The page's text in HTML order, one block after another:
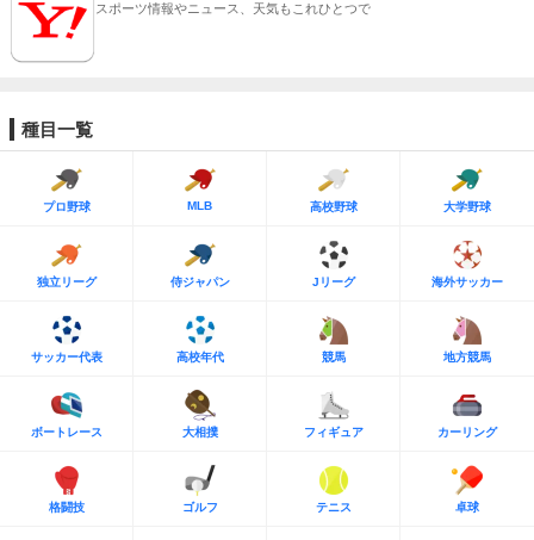
スポーツ情報やニュース、天気もこれひとつで
種目一覧
プロ野球 MLB 高校野球 大学野球
独立リーグ 侍ジャパン Jリーグ 海外サッカー
サッカー代表 高校年代 競馬 地方競馬
ボートレース 大相撲 フィギュア カーリング
格闘技 ゴルフ テニス 卓球